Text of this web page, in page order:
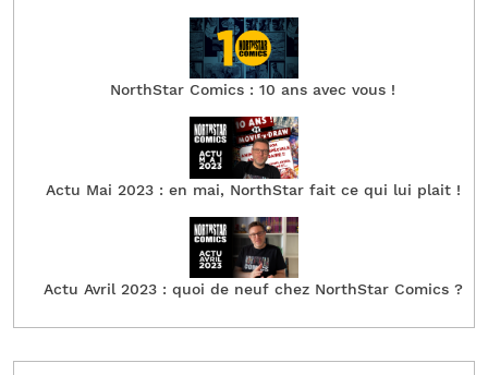
NorthStar Comics : 10 ans avec vous !
Actu Mai 2023 : en mai, NorthStar fait ce qui lui plait !
Actu Avril 2023 : quoi de neuf chez NorthStar Comics ?